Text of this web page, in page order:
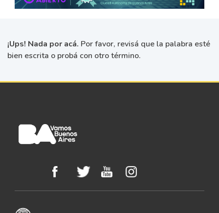
¡Ups! Nada por acá. Por favor, revisá que la palabra esté
bien escrita o probá con otro término.